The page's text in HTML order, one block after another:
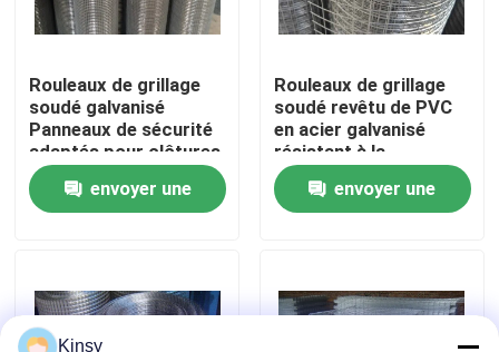
Nous contacter
Nouvelles
Fil tissé Mesh Screen
Rouleaux de grillage
soudé galvanisé
Panneaux de sécurité
adaptés pour clôtures
industrielles, enclos
agricoles et barrières
de protection
envoyer une
Rouleaux de grillage
soudé revêtu de PVC
en acier galvanisé
résistant à la
corrosion pour
clôtures industrielles
et construction
envoyer une
Kinsy